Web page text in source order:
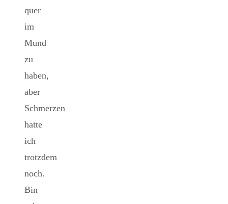
quer
im
Mund
zu
haben,
aber
Schmerzen
hatte
ich
trotzdem
noch.
Bin